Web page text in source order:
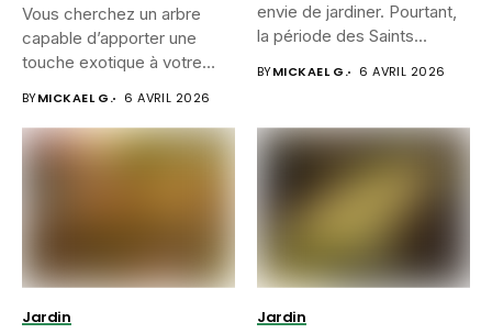
Vous cherchez un arbre
capable d’apporter une
touche exotique à votre
BYMICKAEL G. 6 AVRIL 2026
envie de jardiner. Pourtant,
la période des Saints...
BYMICKAEL G. 6 AVRIL 2026
Jardin Jardin